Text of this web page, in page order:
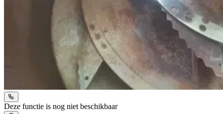
Deze functie is nog niet beschikbaar